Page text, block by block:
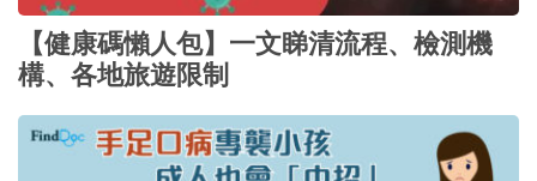
【健康碼懶人包】一文睇清流程、檢測機
構、各地旅遊限制